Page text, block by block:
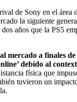
de Sony en el área
la siguiente
años que la PS5
mercado a finales
debido al
física que
tuvieron un